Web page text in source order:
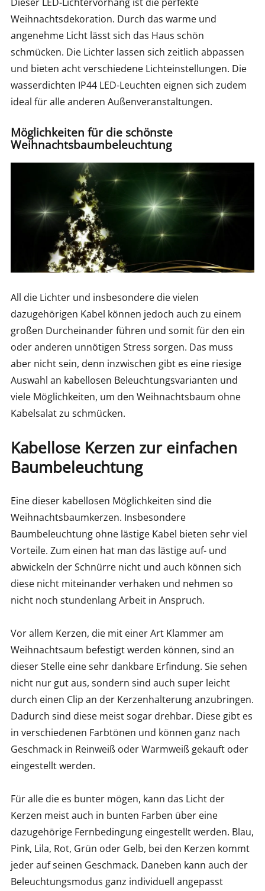
Dieser LED-Lichtervorhang ist die perfekte
Weihnachtsdekoration. Durch das warme und
angenehme Licht lässt sich das Haus schön
schmücken. Die Lichter lassen sich zeitlich abpassen
und bieten acht verschiedene Lichteinstellungen. Die
wasserdichten IP44 LED-Leuchten eignen sich zudem
ideal für alle anderen Außenveranstaltungen.
Möglichkeiten für die schönste
Weihnachtsbaumbeleuchtung
All die Lichter und insbesondere die vielen
dazugehörigen Kabel können jedoch auch zu einem
großen Durcheinander führen und somit für den ein
oder anderen unnötigen Stress sorgen. Das muss
aber nicht sein, denn inzwischen gibt es eine riesige
Auswahl an kabellosen Beleuchtungsvarianten und
viele Möglichkeiten, um den Weihnachtsbaum ohne
Kabelsalat zu schmücken.
Kabellose Kerzen zur einfachen
Baumbeleuchtung
Eine dieser kabellosen Möglichkeiten sind die
Weihnachtsbaumkerzen. Insbesondere
Baumbeleuchtung ohne lästige Kabel bieten sehr viel
Vorteile. Zum einen hat man das lästige auf- und
abwickeln der Schnürre nicht und auch können sich
diese nicht miteinander verhaken und nehmen so
nicht noch stundenlang Arbeit in Anspruch.
Vor allem Kerzen, die mit einer Art Klammer am
Weihnachtsaum befestigt werden können, sind an
dieser Stelle eine sehr dankbare Erfindung. Sie sehen
nicht nur gut aus, sondern sind auch super leicht
durch einen Clip an der Kerzenhalterung anzubringen.
Dadurch sind diese meist sogar drehbar. Diese gibt es
in verschiedenen Farbtönen und können ganz nach
Geschmack in Reinweiß oder Warmweiß gekauft oder
eingestellt werden.
Für alle die es bunter mögen, kann das Licht der
Kerzen meist auch in bunten Farben über eine
dazugehörige Fernbedingung eingestellt werden. Blau,
Pink, Lila, Rot, Grün oder Gelb, bei den Kerzen kommt
jeder auf seinen Geschmack. Daneben kann auch der
Beleuchtungsmodus ganz individuell angepasst